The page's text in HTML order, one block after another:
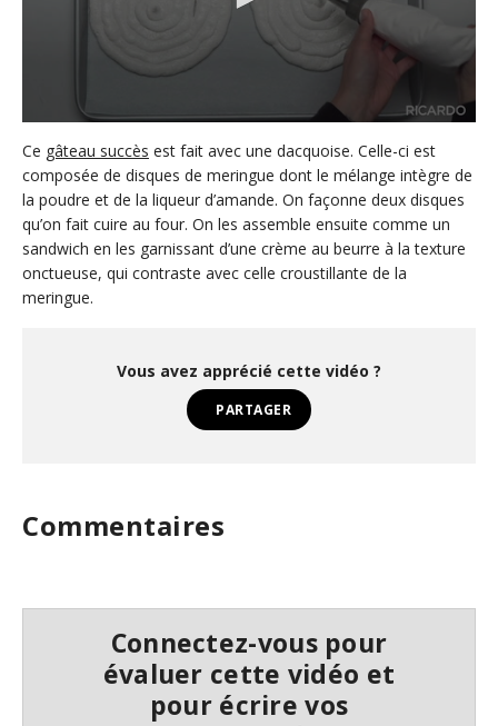
s
c
o
n
d
s
o
3
e
c
s
Ce gâteau succès est fait avec une dacquoise. Celle-ci est
composée de disques de meringue dont le mélange intègre de
la poudre et de la liqueur d’amande. On façonne deux disques
qu’on fait cuire au four. On les assemble ensuite comme un
sandwich en les garnissant d’une crème au beurre à la texture
onctueuse, qui contraste avec celle croustillante de la
meringue.
Vous avez apprécié cette vidéo ?
PARTAGER
Commentaires
Connectez-vous pour
évaluer cette vidéo et
pour écrire vos